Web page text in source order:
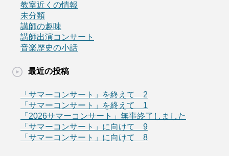
教室近くの情報
未分類
講師の趣味
講師出演コンサート
音楽歴史の小話
最近の投稿
「サマーコンサート」を終えて 2
「サマーコンサート」を終えて 1
「2026サマーコンサート」無事終了しました
「サマーコンサート」に向けて 9
「サマーコンサート」に向けて 8